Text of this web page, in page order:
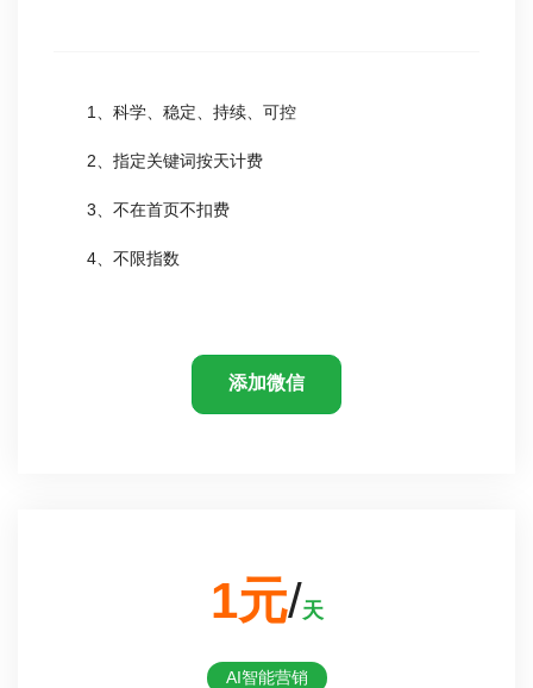
1、科学、稳定、持续、可控
2、指定关键词按天计费
3、不在首页不扣费
4、不限指数
添加微信
1元/天
AI智能营销